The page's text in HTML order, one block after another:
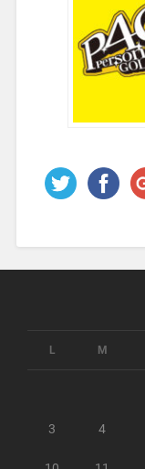
L M
3 4